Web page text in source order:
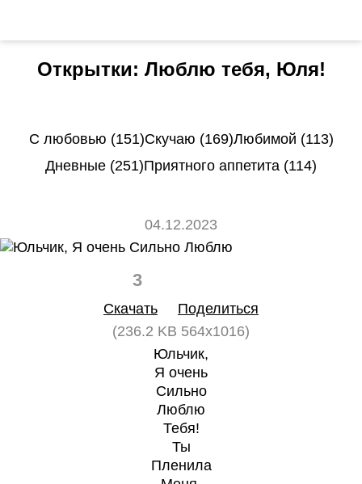
Открытки: Люблю тебя, Юля!
С любовью (151)Скучаю (169)Любимой (113)
Дневные (251)Приятного аппетита (114)
04.12.2023
3
Скачать
Поделиться
(236.2 KB 564x1016)
Юльчик,
Я очень
Сильно
Люблю
Тебя!
Ты
Пленила